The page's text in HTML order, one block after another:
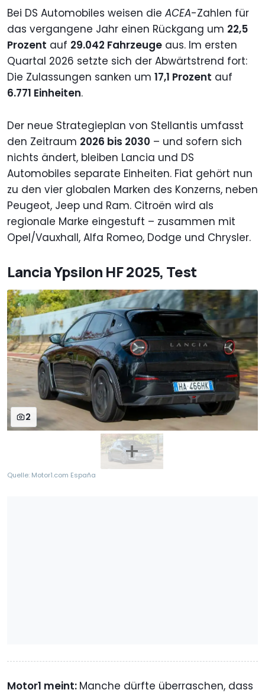
Bei DS Automobiles weisen die ACEA-Zahlen für
das vergangene Jahr einen Rückgang um 22,5
Prozent auf 29.042 Fahrzeuge aus. Im ersten
Quartal 2026 setzte sich der Abwärtstrend fort:
Die Zulassungen sanken um 17,1 Prozent auf
6.771 Einheiten.
Der neue Strategieplan von Stellantis umfasst
den Zeitraum 2026 bis 2030 – und sofern sich
nichts ändert, bleiben Lancia und DS
Automobiles separate Einheiten. Fiat gehört nun
zu den vier globalen Marken des Konzerns, neben
Peugeot, Jeep und Ram. Citroën wird als
regionale Marke eingestuft – zusammen mit
Opel/Vauxhall, Alfa Romeo, Dodge und Chrysler.
Lancia Ypsilon HF 2025, Test
2
Quelle: Motor1.com España
Motor1 meint: Manche dürfte überraschen, dass